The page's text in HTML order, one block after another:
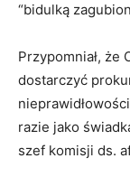
“bidulką
Przypomniał, że
dostarczyć
razie jako
szef komisji ds.